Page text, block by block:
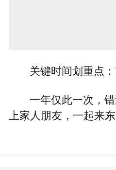
关键时间划重点
一年仅此一次，
上家人朋友，一起来